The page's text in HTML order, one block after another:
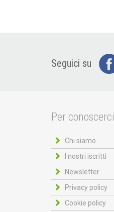
Seguici su
Per conoscerci
Chi siamo
I nostri iscritti
Newsletter
Privacy policy
Cookie policy